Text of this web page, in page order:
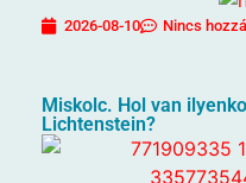
2026-08-10 Nincs
Miskolc. Hol van
Lichtenstein?